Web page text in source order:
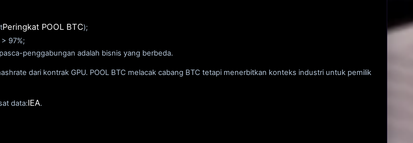
Peringkat POOL BTC);
97%;
penggabungan adalah bisnis yang berbeda.
dari kontrak GPU. POOL BTC melacak cabang BTC tetapi menerbitkan konteks industri untuk pemilik
data:IEA.